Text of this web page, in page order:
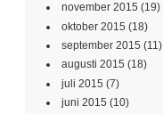
november 2015 (19)
oktober 2015 (18)
september 2015 (11)
augusti 2015 (18)
juli 2015 (7)
juni 2015 (10)